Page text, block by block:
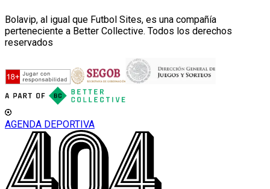
Bolavip, al igual que Futbol Sites, es una compañía
perteneciente a Better Collective. Todos los derechos
reservados
AGENDA DEPORTIVA